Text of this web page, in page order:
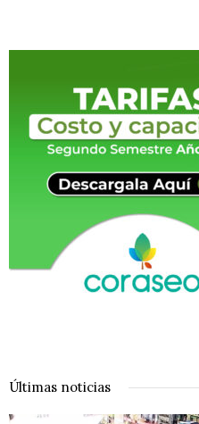
Últimas noticias